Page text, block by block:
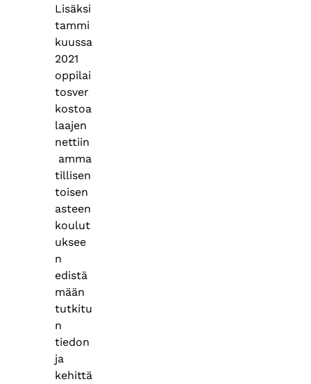
Lisäksi
tammi
kuussa
2021
oppilai
tosver
kostoa
laajen
nettiin
amma
tillisen
toisen
asteen
koulut
uksee
n
edistä
mään
tutkitu
n
tiedon
ja
kehittä